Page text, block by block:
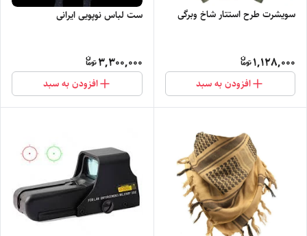
سویشرت طرح استتار شاخ وبرگی
1,128,000
افزودن به سبد
ست لباس نوپویی ایرانی
3,300,000
افزودن به سبد